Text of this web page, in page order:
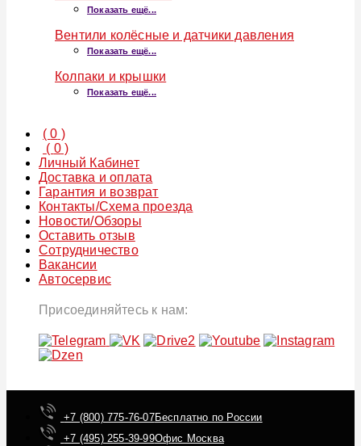
Показать ещё...
Вентили колёсные и датчики давления
Показать ещё...
Колпаки и крышки
Показать ещё...
(0 )
( 0)
Личный Кабинет
Доставка и оплата
Гарантия и возврат
Контакты/Схема проезда
Новости/Обзоры
Оставить отзыв
Сотрудничество
Вакансии
Автосервис
Присоединяйтесь к нам:
+7 (800) 775-76-07Бесплатно по России
+7 (495) 255-39-99Офис Москва